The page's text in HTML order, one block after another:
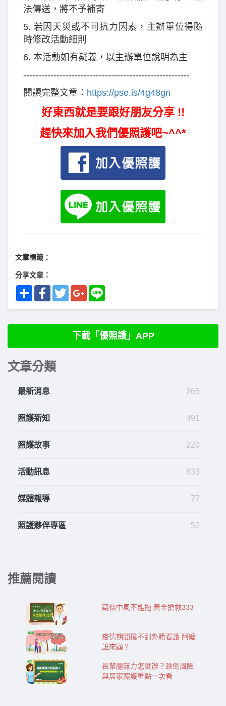
法傳送，將不予補寄
5. 若因天災或不可抗力因素，主辦單位得隨
時修改活動細則
6. 本活動如有疑義，以主辦單位說明為主
-------------------------------------------------------
閱讀完整文章： https://pse.is/4g48gn
好東西就是要跟好朋友分享 !!
趕快來加入我們優照護吧~^^*
文章標籤：
分享文章：
Share FacebookTwitterGoogle+
下載「優照護」APP
文章分類
最新消息 265
照護新知 491
照護故事 220
活動訊息 833
媒體報導 77
照護夥伴專區 52
推薦閱讀
疑似中風不能拖 黃金搶救333
疫情期間搶不到外籍看護 阿嬤
誰來顧？
長輩腿無力怎麼辦？跌倒風險
與居家照護重點一次看